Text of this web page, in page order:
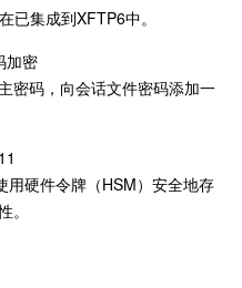
已集成到XFTP6中。
加密
密码，向会话文件密码添加一
用硬件令牌（HSM）安全地存
。